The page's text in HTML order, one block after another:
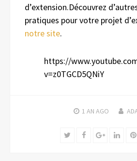
d’extension.Découvrez
pratiques pour votre projet
notre site.
https://
v=z0TGCD5QNiY
1 AN AGO
TwitterFacebookGoogle+